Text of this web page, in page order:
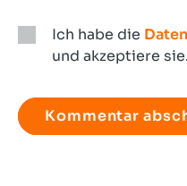
Ich habe die
und akzeptiere sie.
habe
die